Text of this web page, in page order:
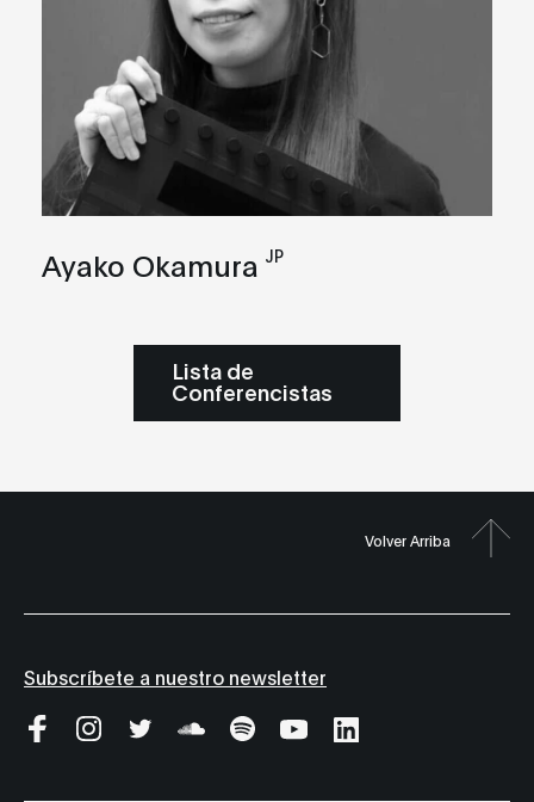
Ayako Okamura JP
Lista de
Conferencistas
Volver Arriba
Subscríbete a nuestro newsletter